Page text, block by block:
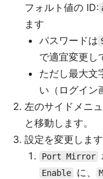
フォルト値の ID:
ます
パスワードは
で適宜変更し
ただし最大文
い（ログイン
左のサイドメニ
と移動します。
設定を変更します
Port Mirror
Enable に、